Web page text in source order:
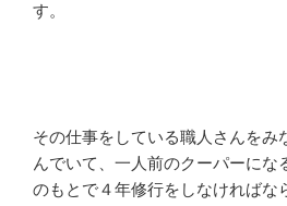
す。
その仕事をしている職人さんをみ
んでいて、一人前のクーパーにな
のもとで４年修行をしなければな